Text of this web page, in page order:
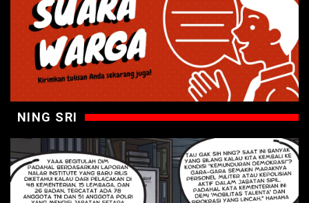
NING SRI